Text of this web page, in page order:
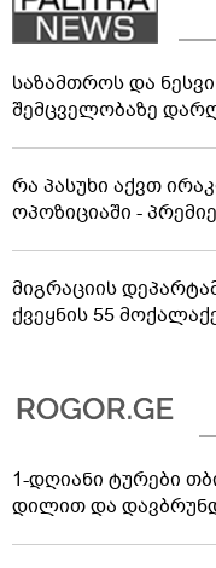
საზამთროს და
შემცველობაზე
რა პასუხი აქვთ
ოპოზიციაში -
მიგრაციის
ქვეყნის 55
1-დღიანი ტურები
დილით და